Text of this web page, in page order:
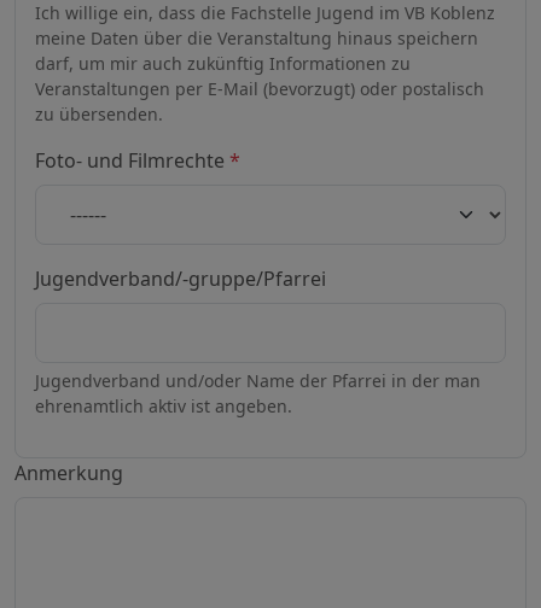
Ich willige ein, dass die Fachstelle Jugend im VB Koblenz
meine Daten über die Veranstaltung hinaus speichern
darf, um mir auch zukünftig Informationen zu
Veranstaltungen per E-Mail (bevorzugt) oder postalisch
zu übersenden.
Foto- und Filmrechte *
Jugendverband/-gruppe/Pfarrei
Jugendverband und/oder Name der Pfarrei in der man
ehrenamtlich aktiv ist angeben.
Anmerkung